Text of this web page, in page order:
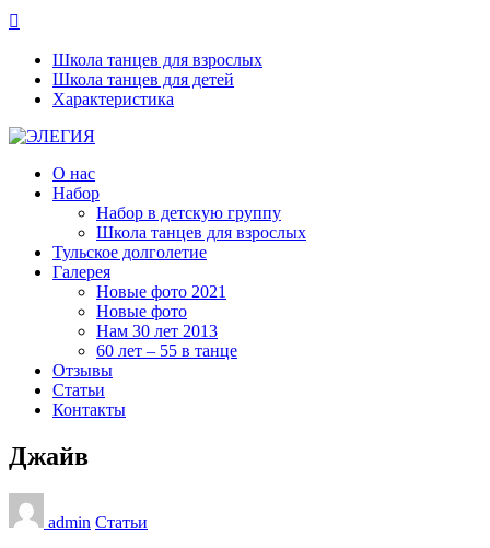

Школа танцев для взрослых
Школа танцев для детей
Характеристика
О нас
Набор
Набор в детскую группу
Школа танцев для взрослых
Тульское долголетие
Галерея
Новые фото 2021
Новые фото
Нам 30 лет 2013
60 лет – 55 в танце
Отзывы
Статьи
Контакты
Джайв
admin Статьи